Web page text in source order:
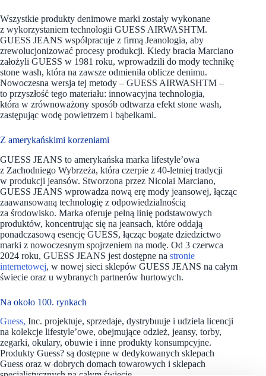
Wszystkie produkty denimowe marki zostały wykonane
z wykorzystaniem technologii GUESS AIRWASHTM.
GUESS JEANS współpracuje z firmą Jeanologia, aby
zrewolucjonizować procesy produkcji. Kiedy bracia Marciano
założyli GUESS w 1981 roku, wprowadzili do mody technikę
stone wash, która na zawsze odmieniła oblicze denimu.
Nowoczesna wersja tej metody – GUESS AIRWASHTM –
to przyszłość tego materiału: innowacyjna technologia,
która w zrównoważony sposób odtwarza efekt stone wash,
zastępując wodę powietrzem i bąbelkami.
Z amerykańskimi korzeniami
GUESS JEANS to amerykańska marka lifestyle’owa
z Zachodniego Wybrzeża, która czerpie z 40-letniej tradycji
w produkcji jeansów. Stworzona przez Nicolai Marciano,
GUESS JEANS wprowadza nową erę mody jeansowej, łącząc
zaawansowaną technologię z odpowiedzialnością
za środowisko. Marka oferuje pełną linię podstawowych
produktów, koncentrując się na jeansach, które oddają
ponadczasową esencję GUESS, łącząc bogate dziedzictwo
marki z nowoczesnym spojrzeniem na modę. Od 3 czerwca
2024 roku, GUESS JEANS jest dostępne na stronie
internetowej, w nowej sieci sklepów GUESS JEANS na całym
świecie oraz u wybranych partnerów hurtowych.
Na około 100. rynkach
Guess, Inc. projektuje, sprzedaje, dystrybuuje i udziela licencji
na kolekcje lifestyle’owe, obejmujące odzież, jeansy, torby,
zegarki, okulary, obuwie i inne produkty konsumpcyjne.
Produkty Guess? są dostępne w dedykowanych sklepach
Guess oraz w dobrych domach towarowych i sklepach